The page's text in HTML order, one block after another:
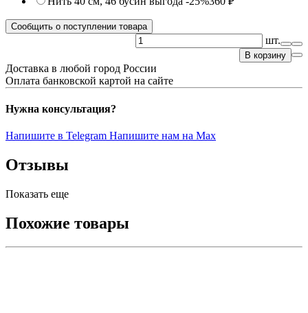
Сообщить о поступлении товара
шт.
В корзину
Доставка в любой город России
Оплата банковской картой на сайте
Нужна консультация?
Напишите в Telegram Напишите нам на Max
Отзывы
Показать еще
Похожие товары